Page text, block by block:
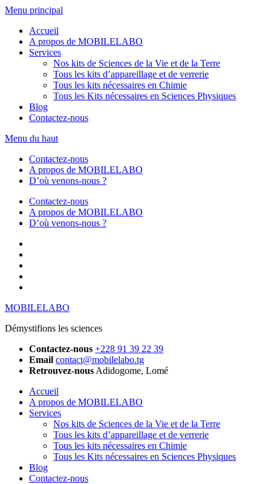
Aller
contenu
Menu principal
Accueil
A propos de MOBILELABO
Services
Nos kits de Sciences de la Vie et de la Terre
Tous les kits d’appareillage et de verrerie
Tous les kits nécessaires en Chimie
Tous les Kits nécessaires en Sciences Physiques
Blog
Contactez-nous
Menu du haut
Contactez-nous
A propos de MOBILELABO
D’où venons-nous ?
Contactez-nous
A propos de MOBILELABO
D’où venons-nous ?
MOBILELABO
Démystifions les sciences
Contactez-nous +228 91 39 22 39
Email contact@mobilelabo.tg
Retrouvez-nous Adidogome, Lomé
Accueil
A propos de MOBILELABO
Services
Nos kits de Sciences de la Vie et de la Terre
Tous les kits d’appareillage et de verrerie
Tous les kits nécessaires en Chimie
Tous les Kits nécessaires en Sciences Physiques
Blog
Contactez-nous